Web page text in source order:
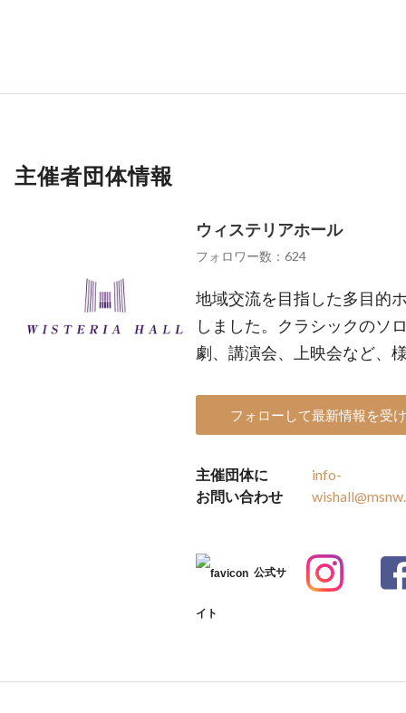
主催者団体情報
ウィステリアホール
フォロワー数：624
地域交流を目指した多目的
しました。クラシックのソ
劇、講演会、上映会など、
フォローして最新情報を受
主催団体に
お問い合わせ
info-
公式サ
イト